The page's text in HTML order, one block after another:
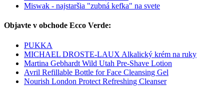
Miswak - najstaršia "zubná kefka" na svete
Objavte v obchode Ecco Verde:
PUKKA
MICHAEL DROSTE-LAUX Alkalický krém na ruky
Martina Gebhardt Wild Utah Pre-Shave Lotion
Avril Refillable Bottle for Face Cleansing Gel
Nourish London Protect Refreshing Cleanser